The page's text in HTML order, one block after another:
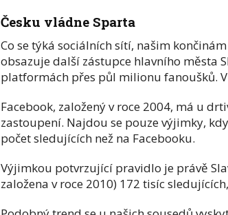
Česku vládne Sparta
Co se týká sociálních sítí, našim
obsazuje další zástupce hlavního města
platformách přes půl milionu fanoušků.
Facebook, založený v roce 2004, má u
zastoupení. Najdou se pouze výjimky,
počet sledujících než na Facebooku.
Výjimkou potvrzující pravidlo je právě
založena v roce 2010) 172 tisíc